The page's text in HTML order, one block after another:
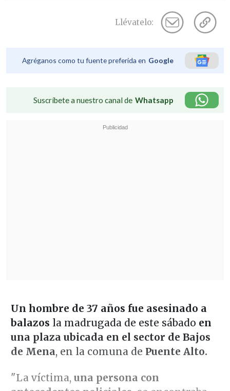
Llévatelo:
Agréganos como tu fuente preferida en Google
Suscríbete a nuestro canal de Whatsapp
Un hombre de 37 años fue asesinado a
balazos la madrugada de este sábado en
una plaza ubicada en el sector de Bajos
de Mena, en la comuna de Puente Alto.
"La víctima, una persona con